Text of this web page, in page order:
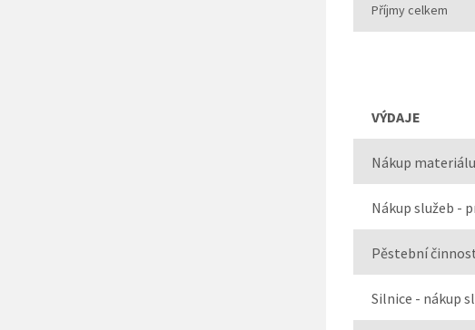
Příjmy celkem
VÝDAJE
Nákup materiálu
Nákup služeb -
Pěstební
Silnice - nákup